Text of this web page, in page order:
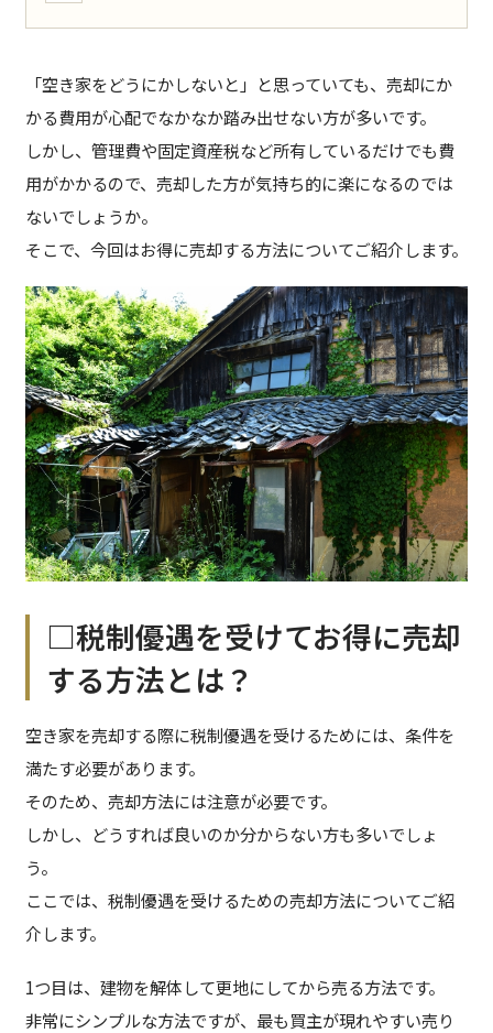
「空き家をどうにかしないと」と思っていても、売却にか
かる費用が心配でなかなか踏み出せない方が多いです。
しかし、管理費や固定資産税など所有しているだけでも費
用がかかるので、売却した方が気持ち的に楽になるのでは
ないでしょうか。
そこで、今回はお得に売却する方法についてご紹介します。
□税制優遇を受けてお得に売却
する方法とは？
空き家を売却する際に税制優遇を受けるためには、条件を
満たす必要があります。
そのため、売却方法には注意が必要です。
しかし、どうすれば良いのか分からない方も多いでしょ
う。
ここでは、税制優遇を受けるための売却方法についてご紹
介します。
1つ目は、建物を解体して更地にしてから売る方法です。
非常にシンプルな方法ですが、最も買主が現れやすい売り